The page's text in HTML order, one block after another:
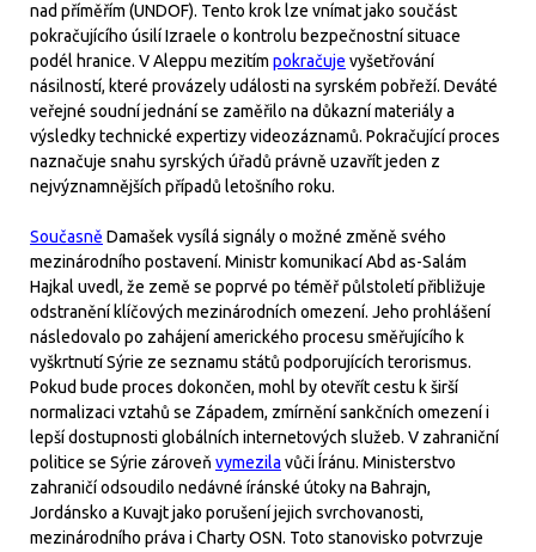
nad příměřím (UNDOF). Tento krok lze vnímat jako součást
pokračujícího úsilí Izraele o kontrolu bezpečnostní situace
podél hranice. V Aleppu mezitím pokračuje vyšetřování
násilností, které provázely události na syrském pobřeží. Deváté
veřejné soudní jednání se zaměřilo na důkazní materiály a
výsledky technické expertizy videozáznamů. Pokračující proces
naznačuje snahu syrských úřadů právně uzavřít jeden z
nejvýznamnějších případů letošního roku.
Současně Damašek vysílá signály o možné změně svého
mezinárodního postavení. Ministr komunikací Abd as-Salám
Hajkal uvedl, že země se poprvé po téměř půlstoletí přibližuje
odstranění klíčových mezinárodních omezení. Jeho prohlášení
následovalo po zahájení amerického procesu směřujícího k
vyškrtnutí Sýrie ze seznamu států podporujících terorismus.
Pokud bude proces dokončen, mohl by otevřít cestu k širší
normalizaci vztahů se Západem, zmírnění sankčních omezení i
lepší dostupnosti globálních internetových služeb. V zahraniční
politice se Sýrie zároveň vymezila vůči Íránu. Ministerstvo
zahraničí odsoudilo nedávné íránské útoky na Bahrajn,
Jordánsko a Kuvajt jako porušení jejich svrchovanosti,
mezinárodního práva i Charty OSN. Toto stanovisko potvrzuje